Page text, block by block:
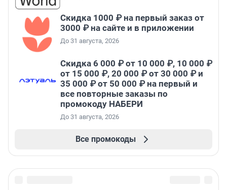
Скидка 1000 ₽ на первый заказ от
3000 ₽ на сайте и в приложении
До 31 августа, 2026
Скидка 6 000 ₽ от 10 000 ₽, 10 000 ₽
от 15 000 ₽, 20 000 ₽ от 30 000 ₽ и
35 000 ₽ от 50 000 ₽ на первый и
все повторные заказы по
промокоду НАБЕРИ
До 31 августа, 2026
Все промокоды